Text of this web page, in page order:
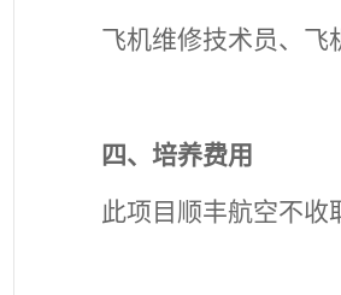
飞机维修技术员、飞
四、培养费用
此项目顺丰航空不收